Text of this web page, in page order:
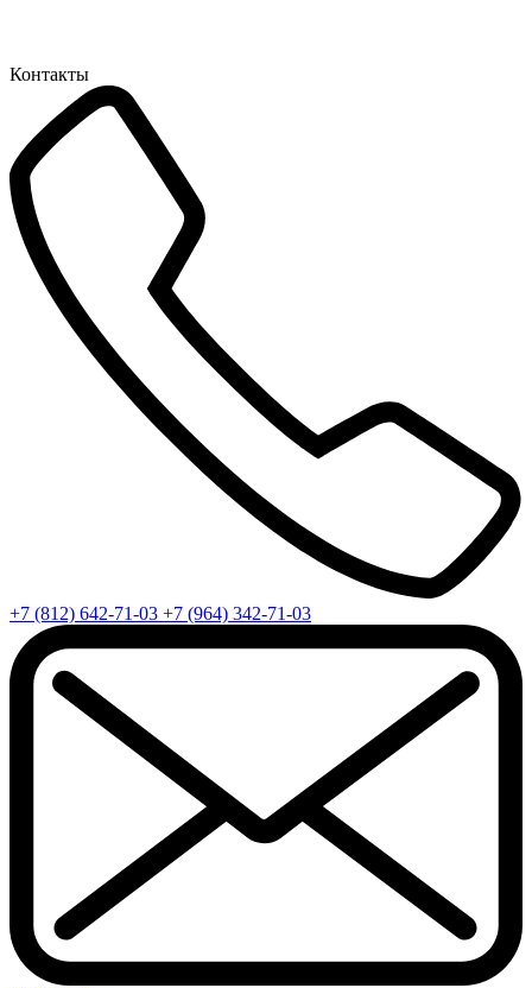
Контакты
+7 (812) 642-71-03 +7 (964) 342-71-03